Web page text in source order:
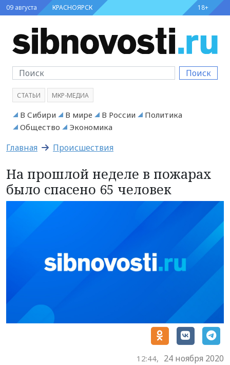
09 августа КРАСНОЯРСК 18+
Поиск
СТАТЬИ МКР-МЕДИА
В Сибири В мире В России
Политика
Общество
Экономика
Главная Происшествия
На прошлой неделе в пожарах
было спасено 65 человек
12:44, 24 ноября 2020